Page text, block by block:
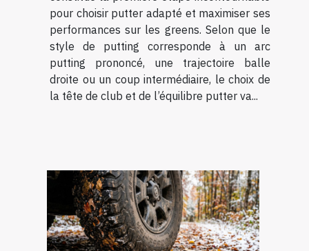
pour choisir putter adapté et maximiser ses
performances sur les greens. Selon que le
style de putting corresponde à un arc
putting prononcé, une trajectoire balle
droite ou un coup intermédiaire, le choix de
la tête de club et de l’équilibre putter va...